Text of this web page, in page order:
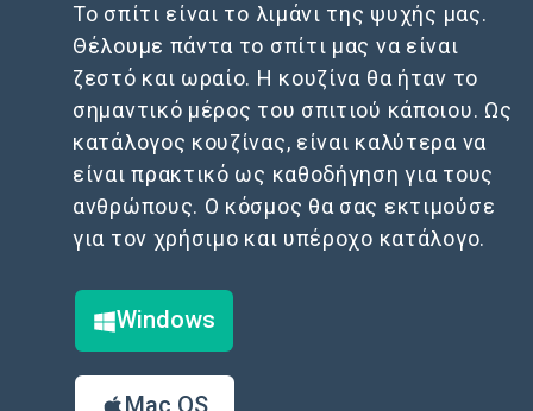
Το σπίτι είναι το λιμάνι της ψυχής μας.
Θέλουμε πάντα το σπίτι μας να είναι
ζεστό και ωραίο. Η κουζίνα θα ήταν το
σημαντικό μέρος του σπιτιού κάποιου. Ως
κατάλογος κουζίνας, είναι καλύτερα να
είναι πρακτικό ως καθοδήγηση για τους
ανθρώπους. Ο κόσμος θα σας εκτιμούσε
για τον χρήσιμο και υπέροχο κατάλογο.
Windows
Mac OS